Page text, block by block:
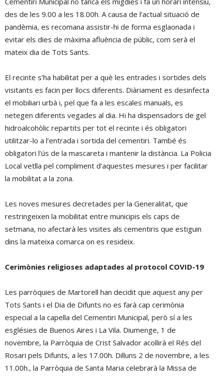
des de les 9.00 a les 18.00h. A causa de l’actual situació de
pandèmia, es recomana assistir-hi de forma esglaonada i
evitar els dies de màxima afluència de públic, com serà el
mateix dia de Tots Sants.
El recinte s’ha habilitat per a què les entrades i sortides dels
visitants es facin per llocs diferents. Diàriament es desinfecta
el mobiliari urbà i, pel que fa a les escales manuals, es
netegen diferents vegades al dia. Hi ha dispensadors de gel
hidroalcohòlic repartits per tot el recinte i és obligatori
utilitzar-lo a l’entrada i sortida del cementiri. També és
obligatori l’ús de la mascareta i mantenir la distància. La Policia
Local vetlla pel compliment d’aquestes mesures i per facilitar
la mobilitat a la zona.
Les noves mesures decretades per la Generalitat, que
restringeixen la mobilitat entre municipis els caps de
setmana, no afectarà les visites als cementiris que estiguin
dins la mateixa comarca on es resideix.
Cerimònies religioses adaptades al protocol COVID-19
Les parròquies de Martorell han decidit que aquest any per
Tots Sants i el Dia de Difunts no es farà cap cerimònia
especial a la capella del Cementiri Municipal, però sí a les
esglésies de Buenos Aires i La Vila. Diumenge, 1 de
novembre, la Parròquia de Crist Salvador acollirà el Rés del
Rosari pels Difunts, a les 17.00h. Dilluns 2 de novembre, a les
11.00h., la Parròquia de Santa Maria celebrarà la Missa de